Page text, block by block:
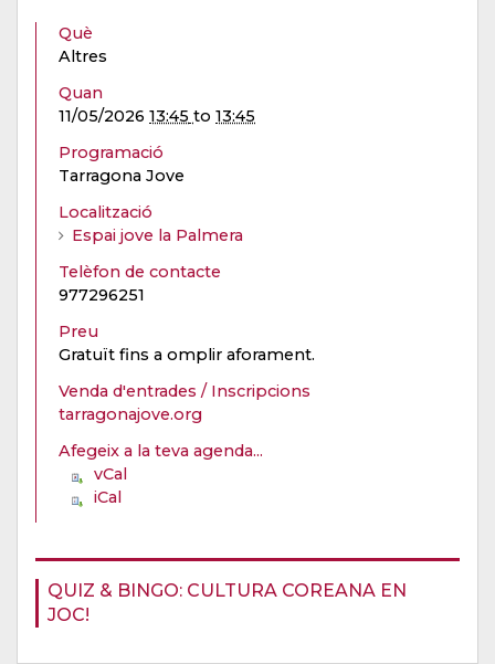
QUIZ & BINGO: CULTURA COREANA EN
JOC!
Què
Altres
Quan
11/05/2026 13:45 to 13:45
Programació
Tarragona Jove
Localització
Espai jove la Palmera
Telèfon de contacte
977296251
Preu
Gratuït fins a omplir aforament.
Venda d'entrades / Inscripcions
tarragonajove.org
Afegeix a la teva agenda...
vCal
iCal